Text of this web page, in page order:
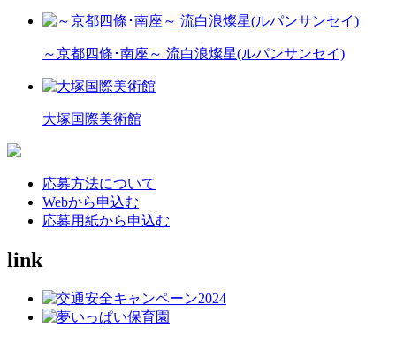
～京都四條･南座～ 流白浪燦星(ルパンサンセイ)
大塚国際美術館
応募方法について
Webから申込む
応募用紙から申込む
link